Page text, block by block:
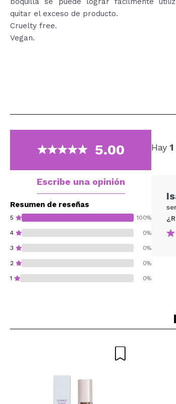
quitar el exceso de producto.
Cruelty free.
Vegan.
5.00
Escribe una opinión
Resumen de reseñas
5 100%
4 0%
3 0%
2 0%
1 0%
Hay 1